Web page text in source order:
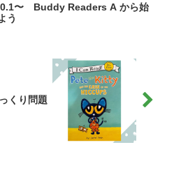
〜 Buddy Readers A から始
う
くり問題